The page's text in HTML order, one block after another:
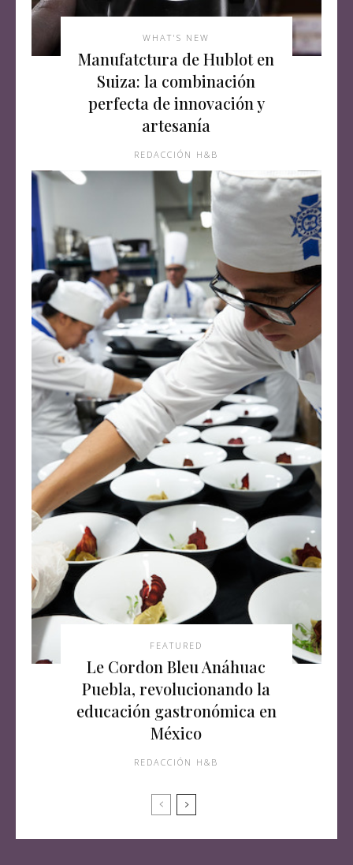
WHAT'S NEW
Manufatctura de Hublot en
Suiza: la combinación
perfecta de innovación y
artesanía
REDACCIÓN H&B
FEATURED
Le Cordon Bleu Anáhuac
Puebla, revolucionando la
educación gastronómica en
México
REDACCIÓN H&B